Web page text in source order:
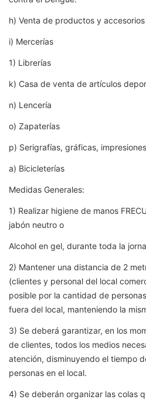
h) Venta de productos y
i) Mercerías
1) Librerías
k) Casa de venta de artículos
n) Lencería
o) Zapaterías
p) Serigrafías, gráficas,
a) Bicicleterías
Medidas Generales:
1) Realizar higiene de manos
jabón neutro o
Alcohol en gel, durante toda la
2) Mantener una distancia de 2
(clientes y personal del local
posible por la cantidad de
fuera del local, manteniendo la
3) Se deberá garantizar, en los
de clientes, todos los medios
atención, disminuyendo el tiempo
personas en el local.
4) Se deberán organizar las colas